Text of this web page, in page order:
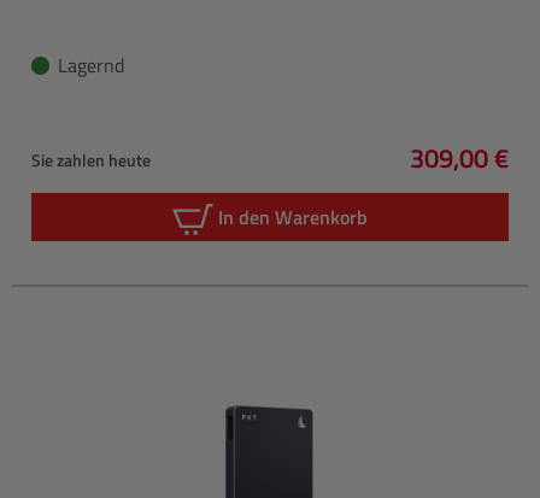
Lagernd
Sie zahlen heute
Regulärer
309,00 €
In den Warenkorb